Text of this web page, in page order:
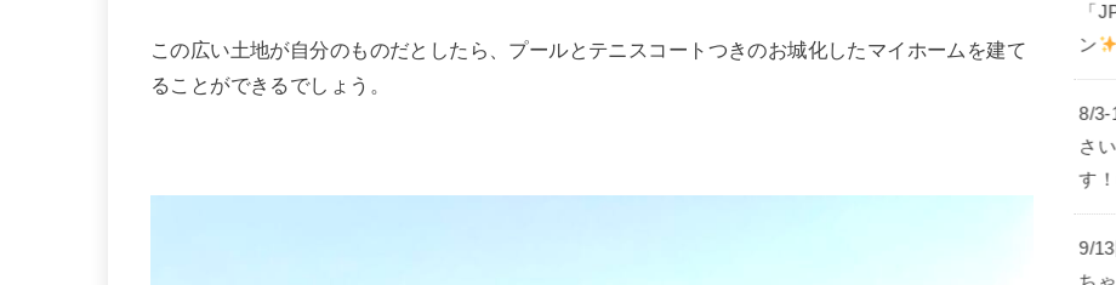
この広い土地が自分のものだとしたら、プールとテニスコートつきのお城化したマイホームを建て
ることができるでしょう。
「
ン
8/3-
さ
す
9/
ち